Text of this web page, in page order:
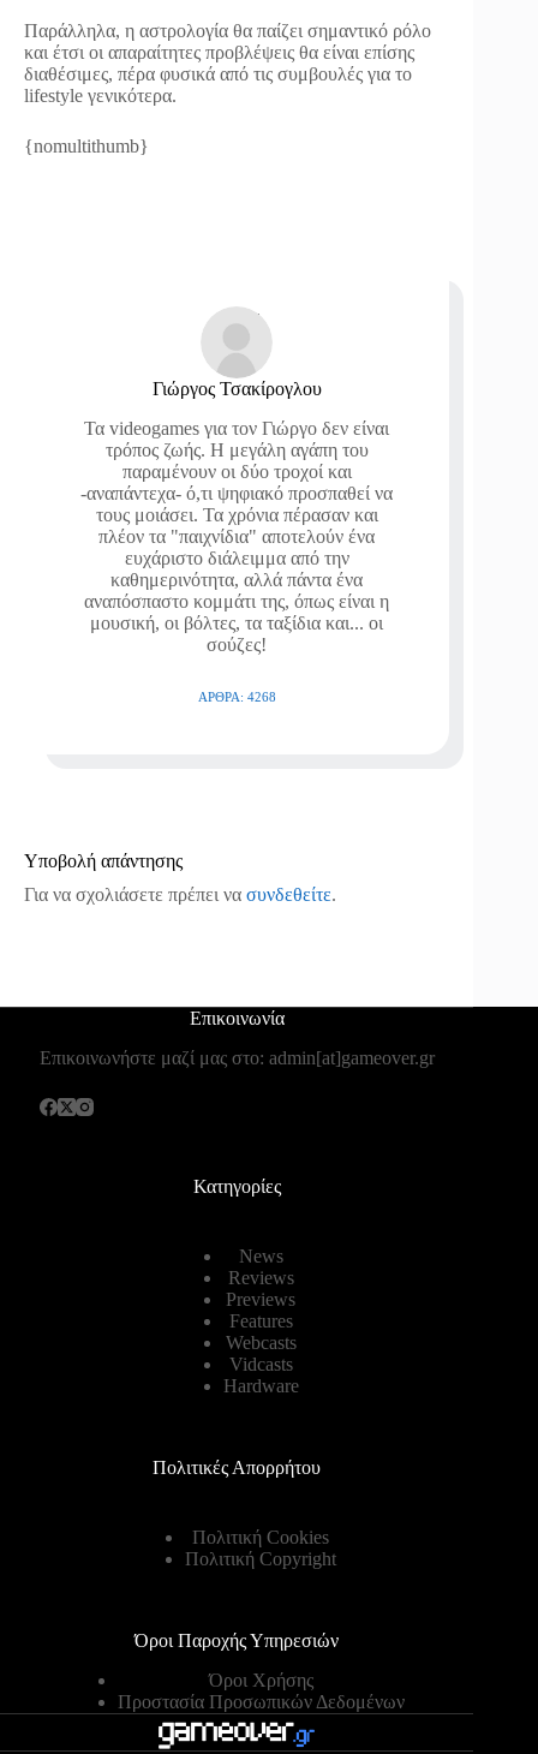
Παράλληλα, η αστρολογία θα παίζει σημαντικό ρόλο
και έτσι οι απαραίτητες προβλέψεις θα είναι επίσης
διαθέσιμες, πέρα φυσικά από τις συμβουλές για το
lifestyle γενικότερα.
{nomultithumb}
Γιώργος Τσακίρογλου
Τα videogames για τον Γιώργο δεν είναι
τρόπος ζωής. Η μεγάλη αγάπη του
παραμένουν οι δύο τροχοί και
-αναπάντεχα- ό,τι ψηφιακό προσπαθεί να
τους μοιάσει. Τα χρόνια πέρασαν και
πλέον τα "παιχνίδια" αποτελούν ένα
ευχάριστο διάλειμμα από την
καθημερινότητα, αλλά πάντα ένα
αναπόσπαστο κομμάτι της, όπως είναι η
μουσική, οι βόλτες, τα ταξίδια και... οι
σούζες!
ΆΡΘΡΑ: 4268
Υποβολή απάντησης
Για να σχολιάσετε πρέπει να συνδεθείτε.
Επικοινωνία
Επικοινωνήστε μαζί μας στο: admin[at]gameover.gr
Κατηγορίες
News
Reviews
Previews
Features
Webcasts
Vidcasts
Hardware
Πολιτικές Απορρήτου
Πολιτική Cookies
Πολιτική Copyright
Όροι Παροχής Υπηρεσιών
Όροι Χρήσης
Προστασία Προσωπικών Δεδομένων